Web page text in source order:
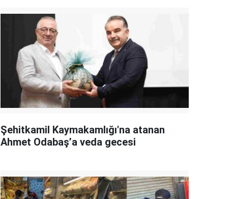
Şehitkamil Kaymakamlığı'na atanan
Ahmet Odabaş’a veda gecesi